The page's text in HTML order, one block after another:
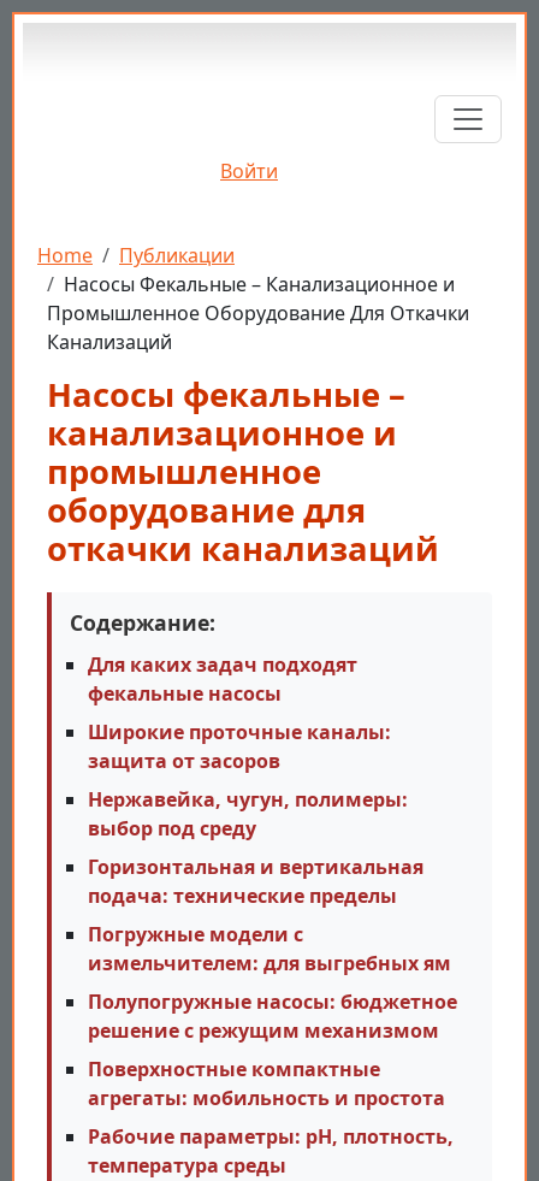
Перейти к основному содержанию
Войти
Строка навигации
Home
Публикации
Насосы Фекальные – Канализационное и
Промышленное Оборудование Для Откачки
Канализаций
Насосы фекальные –
канализационное и
промышленное
оборудование для
откачки канализаций
Содержание:
Для каких задач подходят
фекальные насосы
Широкие проточные каналы:
защита от засоров
Нержавейка, чугун, полимеры:
выбор под среду
Горизонтальная и вертикальная
подача: технические пределы
Погружные модели с
измельчителем: для выгребных ям
Полупогружные насосы: бюджетное
решение с режущим механизмом
Поверхностные компактные
агрегаты: мобильность и простота
Рабочие параметры: pH, плотность,
температура среды